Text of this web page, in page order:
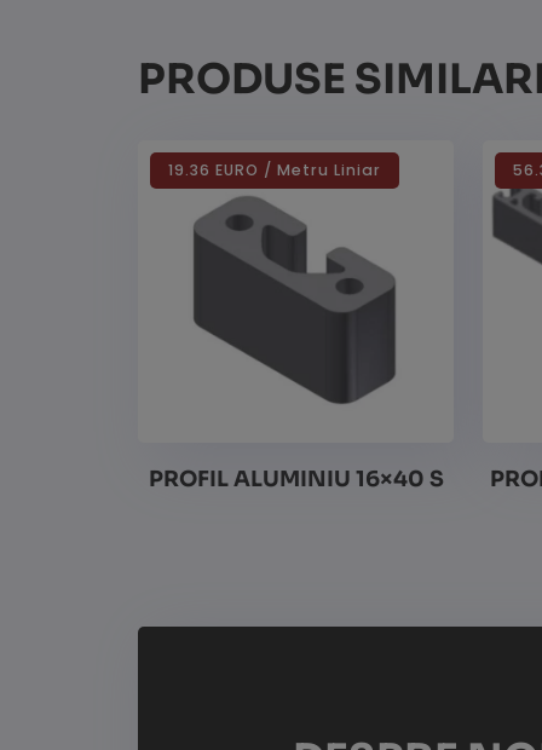
PRODUSE
19.36 EURO / Metru Liniar
PROFIL ALUMINIU 16×40 S